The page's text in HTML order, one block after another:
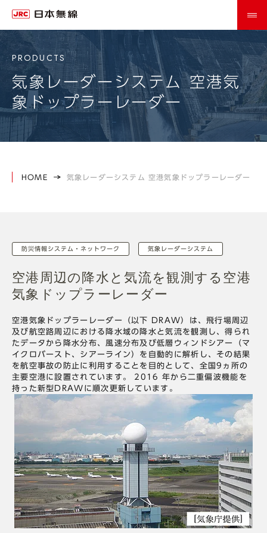
気象レーダーシステム 空港気
象ドップラーレーダー
HOME 気象レーダーシステム 空港気象ドップラーレーダー
防災情報システム・ネットワーク 気象レーダーシステム
空港周辺の降水と気流を観測する空港
気象ドップラーレーダー
空港気象ドップラーレーダー（以下 DRAW）は、飛行場周辺
及び航空路周辺における降水域の降水と気流を観測し、得られ
たデータから降水分布、風速分布及び低層ウィンドシアー（マ
イクロバースト、シアーライン）を自動的に解析し、その結果
を航空事故の防止に利用することを目的として、全国9ヵ所の
主要空港に設置されています。 2016 年から二重偏波機能を
持った新型DRAWに順次更新しています。